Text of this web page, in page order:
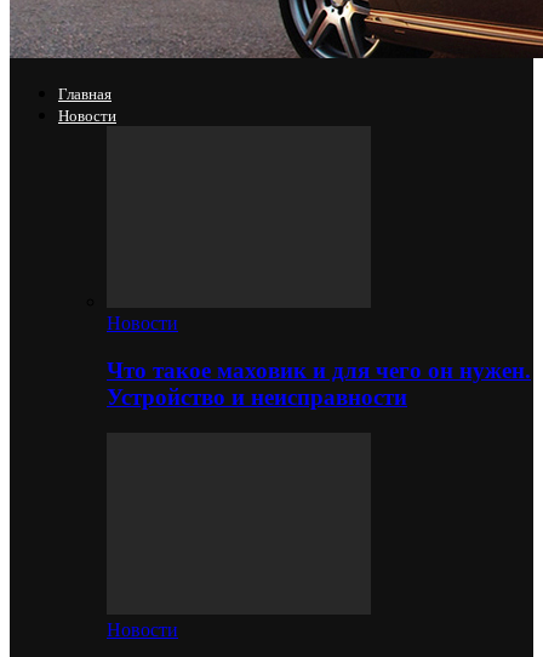
Главная
Новости
Новости
Что такое маховик и для чего он нужен.
Устройство и неисправности
Новости